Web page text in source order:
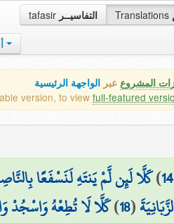
tafasir التفاسيــر Translations
المشروع عبر الواجهة الرئيسية
version, to view full-featured
14
)كَلَّا لَئِن لَّمْ يَنتَهِ لَنَسْفَعًا
(
18
)كَلَّا لَا تُطِعْهُ وَاسْجُدْ